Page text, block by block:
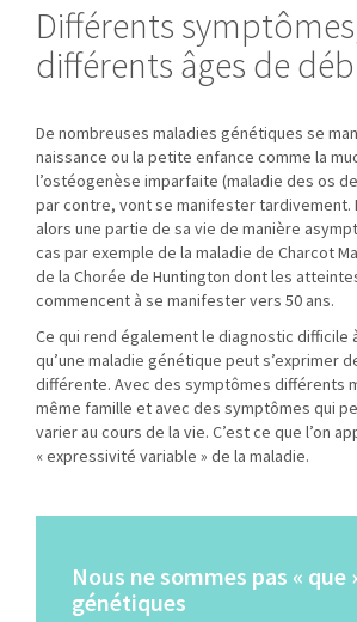
Différents
différents âges de
De nombreuses maladies génétiques se
naissance ou la petite enfance comme la
l’ostéogenèse imparfaite (maladie des os
par contre, vont se manifester tardivement.
alors une partie de sa vie de manière
cas par exemple de la maladie de Charcot
de la Chorée de Huntington dont les
commencent à se manifester vers 50 ans.
Ce qui rend également le diagnostic difficile
qu’une maladie génétique peut s’exprimer
différente. Avec des symptômes différents
même famille et avec des symptômes qui
varier au cours de la vie. C’est ce que l’on
« expressivité variable » de la maladie.
Nous ne sommes pas « que
génétiques